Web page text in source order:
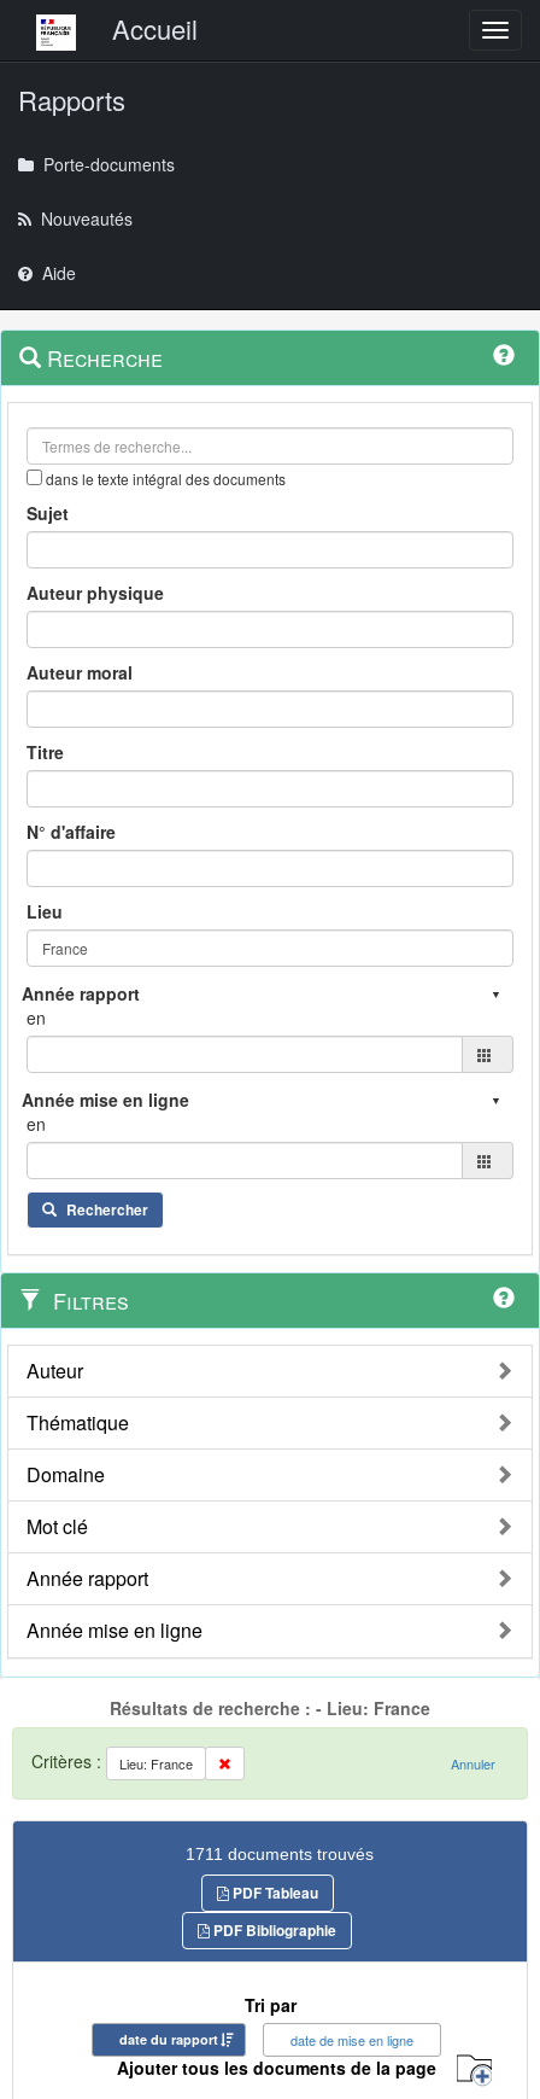
Menu principalAccueil
Rapports
Porte-documents
Nouveautés
Aide
Navigation
outils
Menu
contextuel
Recherche
dans le texte intégral des documents
Sujet
Auteur physique
Auteur moral
Titre
N° d'affaire
Lieu
en
en
Rechercher
Filtres
Auteur
Thématique
Domaine
Mot clé
Année rapport
Année mise en ligne
Résultats de recherche : - Lieu: France
Critères : Lieu: France Annuler
1711 documents trouvés
PDF Tableau
PDF Bibliographie
Tri par
date du rapport date de mise en ligne
Ajouter tous les documents de la page